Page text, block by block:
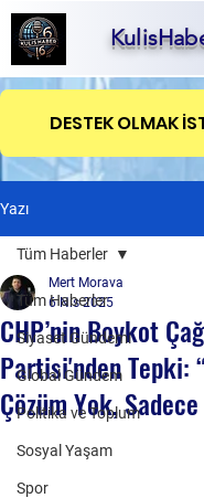
DESTEK OLMAK
Yazı
Tüm Haberler
Siyaset Gündemi
Global Gündem
Politika ve Toplum
Sosyal Yaşam
Spor
Tüm Haberler
CHP’nin Boykot
Partisi'nden Tepki:
Çözüm Yok,
Mert Morava
6 Nis 2025